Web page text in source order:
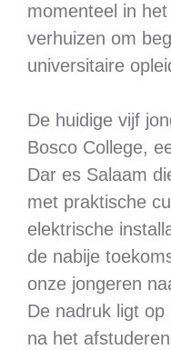
momenteel in
verhuizen om
universitaire
De huidige vijf
Bosco College,
Dar es Salaam
met praktische
elektrische
de nabije
onze jongeren
De nadruk ligt
na het